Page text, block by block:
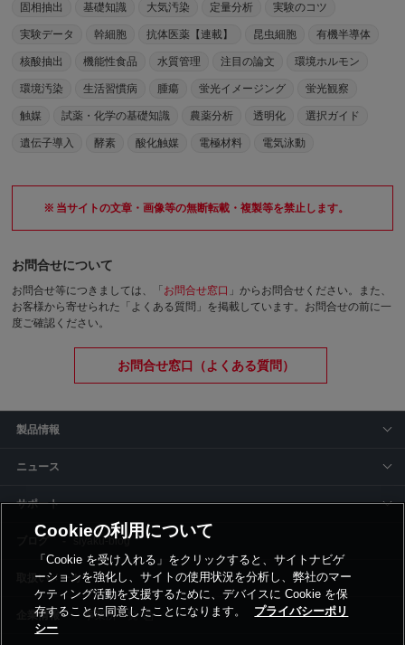
固相抽出 基礎知識 大気汚染 定量分析 実験のコツ
実験データ 幹細胞 抗体医薬【連載】 昆虫細胞 有機半導体
核酸抽出 機能性食品 水質管理 注目の論文 環境ホルモン
環境汚染 生活習慣病 腫瘍 蛍光イメージング 蛍光観察
触媒 試薬・化学の基礎知識 農薬分析 透明化 選択ガイド
遺伝子導入 酵素 酸化触媒 電極材料 電気泳動
当サイトの文章・画像等の無断転載・複製等を禁止します。
お問合せについて
お問合せ等につきましては、「 お問合せ窓口 」からお問合せください。
また、
お客様から寄せられた「よくある質問」を掲載しています。お問合せの前に一
度ご確認ください。
お問合せ窓口（よくある質問）
製品情報
ニュース
サポート
siyaku-blog
取扱いメーカー
事業所一覧
Cookieの利用について
「Cookie を受け入れる」をクリックすると、サイトナビゲ
ーションを強化し、サイトの使用状況を分析し、弊社のマー
ケティング活動を支援するために、デバイスに Cookie を保
存することに同意したことになります。
プライバシーポリ
シー